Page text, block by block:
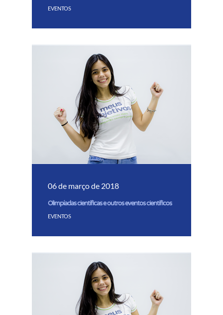
EVENTOS
06 de março de 2018
Olimpíadas científicas e outros eventos científicos
EVENTOS